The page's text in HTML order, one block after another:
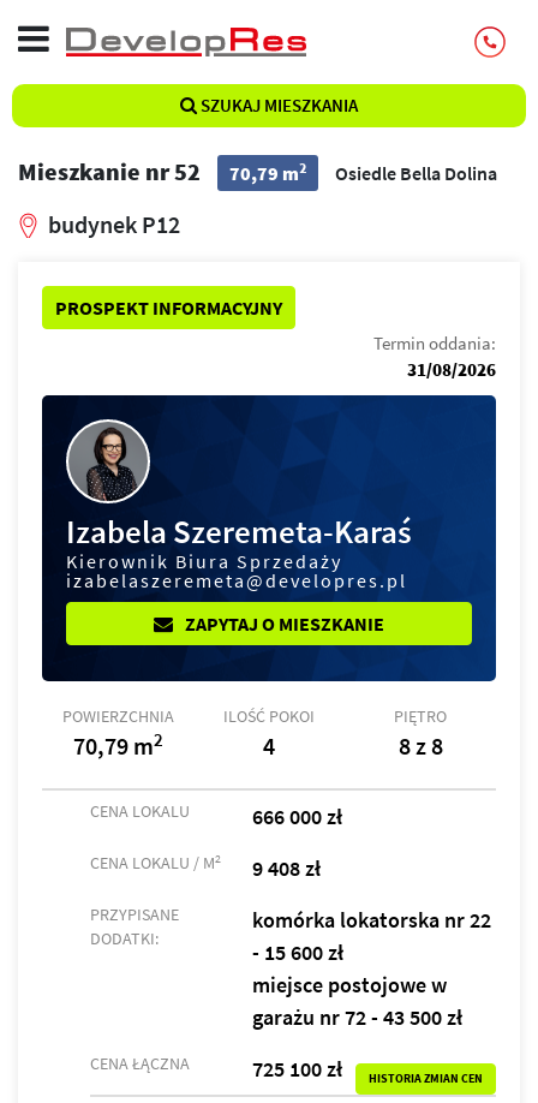
SZUKAJ MIESZKANIA
Mieszkanie nr 52 70,79 m2 Osiedle Bella Dolina
budynek P12
PROSPEKT INFORMACYJNY
Termin oddania:
31/08/2026
Izabela Szeremeta-Karaś
Kierownik Biura Sprzedaży
izabelaszeremeta@developres.pl
ZAPYTAJ O MIESZKANIE
POWIERZCHNIA
70,79 m2
ILOŚĆ POKOI
4
PIĘTRO
8 z 8
CENA LOKALU 666 000 zł
CENA LOKALU / M2 9 408 zł
PRZYPISANE
DODATKI:
komórka lokatorska nr 22
- 15 600 zł
miejsce postojowe w
garażu nr 72 - 43 500 zł
CENA ŁĄCZNA 725 100 zł HISTORIA ZMIAN CEN